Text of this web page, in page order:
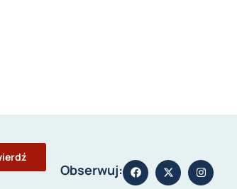
Obserwuj: